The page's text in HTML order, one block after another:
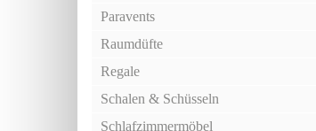
Paravents
Raumdüfte
Regale
Schalen & Schüsseln
Schlafzimmermöbel